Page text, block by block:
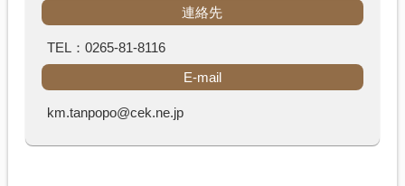
連絡先
TEL：0265-81-8116
E-mail
km.tanpopo@cek.ne.jp